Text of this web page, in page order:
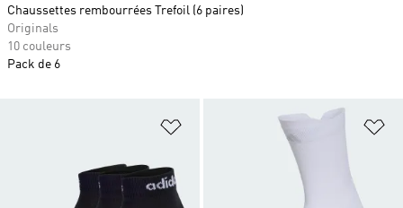
Ajouter à la Liste de produits
Chaussettes rembourrées Trefoil (6 paires)
Originals
10 couleurs
Pack de 6